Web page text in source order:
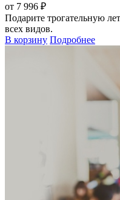
от 7 996 ₽
Подарите трогательную
всех видов.
В корзину Подробнее